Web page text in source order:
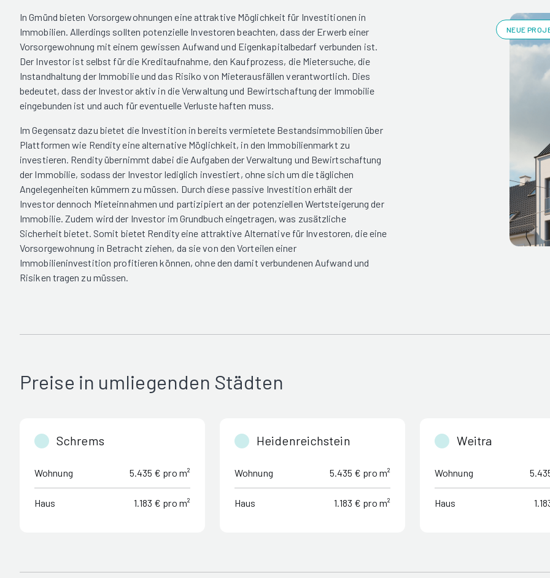
In Gmünd bieten Vorsorgewohnungen eine attraktive Möglichkeit für Investitionen in
Immobilien. Allerdings sollten potenzielle Investoren beachten, dass der Erwerb einer
Vorsorgewohnung mit einem gewissen Aufwand und Eigenkapitalbedarf verbunden ist.
Der Investor ist selbst für die Kreditaufnahme, den Kaufprozess, die Mietersuche, die
Instandhaltung der Immobilie und das Risiko von Mieterausfällen verantwortlich. Dies
bedeutet, dass der Investor aktiv in die Verwaltung und Bewirtschaftung der Immobilie
eingebunden ist und auch für eventuelle Verluste haften muss.
Im Gegensatz dazu bietet die Investition in bereits vermietete Bestandsimmobilien über
Plattformen wie Rendity eine alternative Möglichkeit, in den Immobilienmarkt zu
investieren. Rendity übernimmt dabei die Aufgaben der Verwaltung und Bewirtschaftung
der Immobilie, sodass der Investor lediglich investiert, ohne sich um die täglichen
Angelegenheiten kümmern zu müssen. Durch diese passive Investition erhält der
Investor dennoch Mieteinnahmen und partizipiert an der potenziellen Wertsteigerung der
Immobilie. Zudem wird der Investor im Grundbuch eingetragen, was zusätzliche
Sicherheit bietet. Somit bietet Rendity eine attraktive Alternative für Investoren, die eine
Vorsorgewohnung in Betracht ziehen, da sie von den Vorteilen einer
Immobilieninvestition profitieren können, ohne den damit verbundenen Aufwand und
Risiken tragen zu müssen.
NEUE
Preise in umliegenden Städten
Schrems
Wohnung 5.435 € pro m²
Haus 1.183 € pro m²
Heidenreichstein
Wohnung 5.435 € pro m²
Haus 1.183 € pro m²
Weitra
Wohnung
Haus